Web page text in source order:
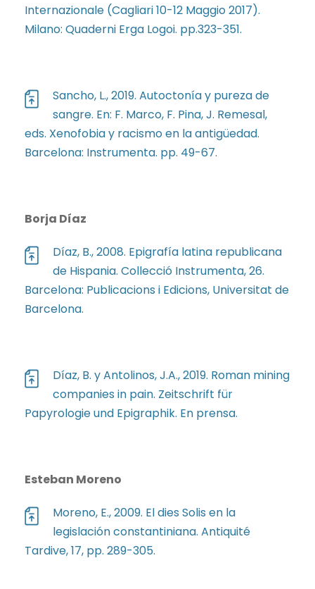
Internazionale (Cagliari 10-12 Maggio 2017).
Milano: Quaderni Erga Logoi. pp.323-351.
Sancho, L., 2019. Autoctonía y pureza de
sangre. En: F. Marco, F. Pina, J. Remesal,
eds. Xenofobia y racismo en la antigüedad.
Barcelona: Instrumenta. pp. 49-67.
Borja Díaz
Díaz, B., 2008. Epigrafía latina republicana
de Hispania. Collecció Instrumenta, 26.
Barcelona: Publicacions i Edicions, Universitat de
Barcelona.
Díaz, B. y Antolinos, J.A., 2019. Roman mining
companies in pain. Zeitschrift für
Papyrologie und Epigraphik. En prensa.
Esteban Moreno
Moreno, E., 2009. El dies Solis en la
legislación constantiniana. Antiquité
Tardive, 17, pp. 289-305.